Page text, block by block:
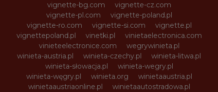
vignette-bg.com
vignette-cz.com
vignette-pl.com
vignette-poland.pl
vignette-ro.com
vignette-si.com
vignette.pl
vignettepoland.pl
vinetki.pl
vinietaelectronica.com
vinieteelectronice.com
wegrywinieta.pl
winieta-austria.pl
winieta-czechy.pl
winieta-litwa.pl
winieta-słowacja.pl
winieta-wegry.pl
winieta-węgry.pl
winieta.org
winietaaustria.pl
winietaaustriaonline.pl
winietaautostradowa.pl